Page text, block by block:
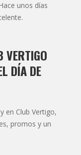
unos días
VERTIGO
DÍA DE
en Club Vertigo,
promos y un